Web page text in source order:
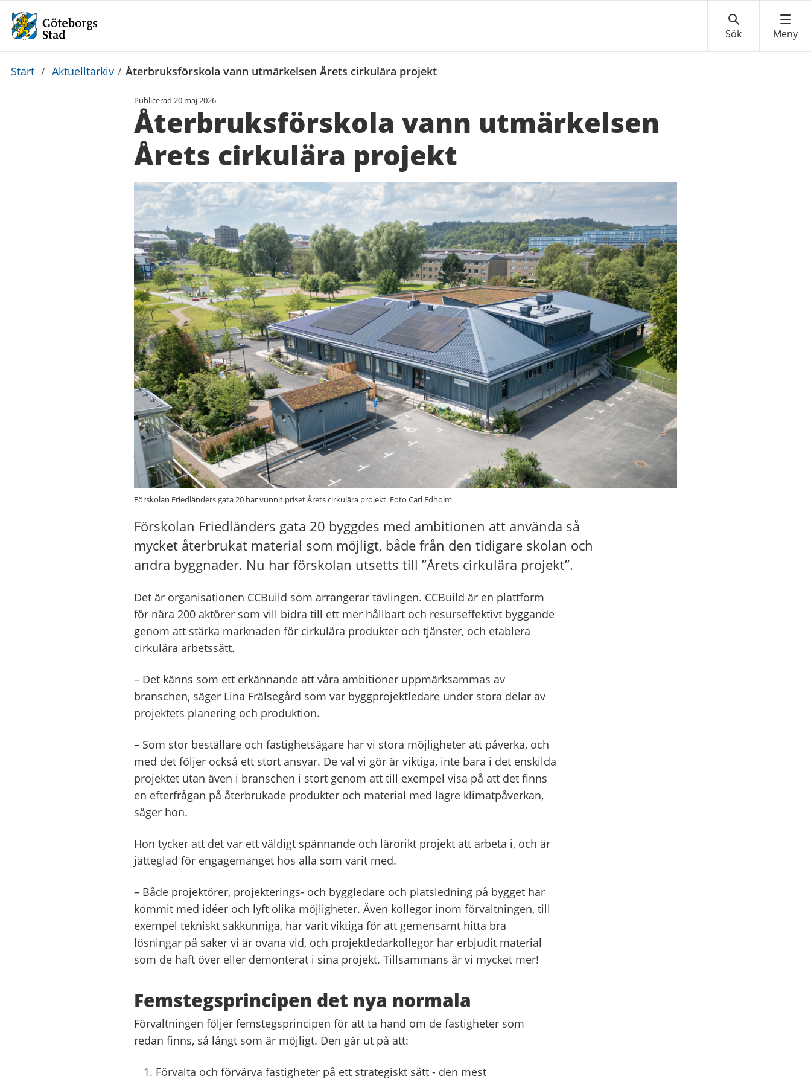
Du
Start / Aktuelltarkiv / Återbruksförskola vann utmärkelsen Årets cirkulära projekt
Publicerad 20 maj 2026
Återbruksförskola vann utmärkelsen
Årets cirkulära projekt
Förskolan Friedländers gata 20 har vunnit priset Årets cirkulära projekt. Foto Carl Edholm
Förskolan Friedländers gata 20 byggdes med ambitionen att använda så
mycket återbrukat material som möjligt, både från den tidigare skolan och
andra byggnader. Nu har förskolan utsetts till ”Årets cirkulära projekt”.
Det är organisationen CCBuild som arrangerar tävlingen. CCBuild är en plattform
för nära 200 aktörer som vill bidra till ett mer hållbart och resurseffektivt byggande
genom att stärka marknaden för cirkulära produkter och tjänster, och etablera
cirkulära arbetssätt.
– Det känns som ett erkännande att våra ambitioner uppmärksammas av
branschen, säger Lina Frälsegård som var byggprojektledare under stora delar av
projektets planering och produktion.
– Som stor beställare och fastighetsägare har vi stora möjligheter att påverka, och
med det följer också ett stort ansvar. De val vi gör är viktiga, inte bara i det enskilda
projektet utan även i branschen i stort genom att till exempel visa på att det finns
en efterfrågan på återbrukade produkter och material med lägre klimatpåverkan,
säger hon.
Hon tycker att det var ett väldigt spännande och lärorikt projekt att arbeta i, och är
jätteglad för engagemanget hos alla som varit med.
– Både projektörer, projekterings- och byggledare och platsledning på bygget har
kommit med idéer och lyft olika möjligheter. Även kollegor inom förvaltningen, till
exempel tekniskt sakkunniga, har varit viktiga för att gemensamt hitta bra
lösningar på saker vi är ovana vid, och projektledarkollegor har erbjudit material
som de haft över eller demonterat i sina projekt. Tillsammans är vi mycket mer!
Femstegsprincipen det nya normala
Förvaltningen följer femstegsprincipen för att ta hand om de fastigheter som
redan finns, så långt som är möjligt. Den går ut på att:
Förvalta och förvärva fastigheter på ett strategiskt sätt - den mest